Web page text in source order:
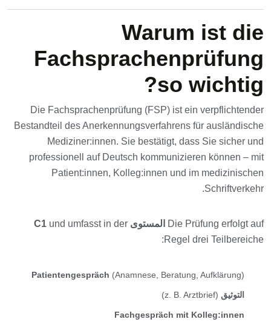
Warum ist die
Fachsprachenprüfung
so wichtig?
Die Fachsprachenprüfung (FSP) ist ein verpflichtender
Bestandteil des Anerkennungsverfahrens für ausländische
Mediziner:innen. Sie bestätigt, dass Sie sicher und
professionell auf Deutsch kommunizieren können – mit
Patient:innen, Kolleg:innen und im medizinischen
Schriftverkehr.
Die Prüfung erfolgt auf المستوى C1 und umfasst in der
Regel drei Teilbereiche:
Patientengespräch (Anamnese, Beratung, Aufklärung)
التوثيق (z. B. Arztbrief)
Fachgespräch mit Kolleg:innen